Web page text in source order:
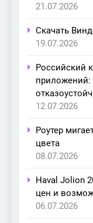
21.07.2026
Скачать
19.07.2026
Российский
приложений:
12.07.2026
Роутер
цвета
08.07.2026
Haval Jolion
цен и
06.07.2026